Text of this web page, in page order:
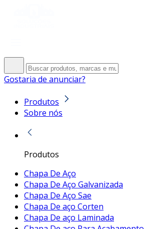
Gostaria de anunciar?
Produtos
Sobre nós
Produtos
Chapa De Aço
Chapa De Aço Galvanizada
Chapa De Aço Sae
Chapa De aço Corten
Chapa De aço Laminada